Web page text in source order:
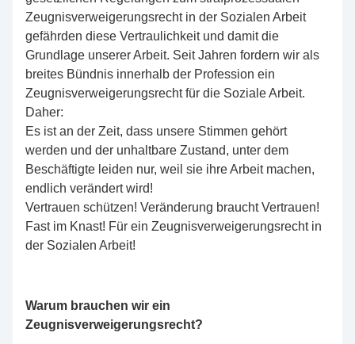
Zeugnisverweigerungsrecht in der Sozialen Arbeit
gefährden diese Vertraulichkeit und damit die
Grundlage unserer Arbeit. Seit Jahren fordern wir als
breites Bündnis innerhalb der Profession ein
Zeugnisverweigerungsrecht für die Soziale Arbeit.
Daher:
Es ist an der Zeit, dass unsere Stimmen gehört
werden und der unhaltbare Zustand, unter dem
Beschäftigte leiden nur, weil sie ihre Arbeit machen,
endlich verändert wird!
Vertrauen schützen! Veränderung braucht Vertrauen!
Fast im Knast! Für ein Zeugnisverweigerungsrecht in
der Sozialen Arbeit!
Warum brauchen wir ein
Zeugnisverweigerungsrecht?